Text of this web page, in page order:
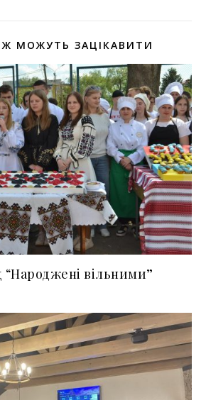
МОЖУТЬ ЗАЦІКАВИТИ
“Народжені вільними”